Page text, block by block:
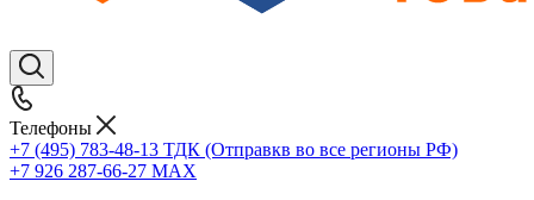
Телефоны
+7 (495) 783-48-13 ТДК (Отправкв во все регионы РФ)
+7 926 287-66-27 МАХ